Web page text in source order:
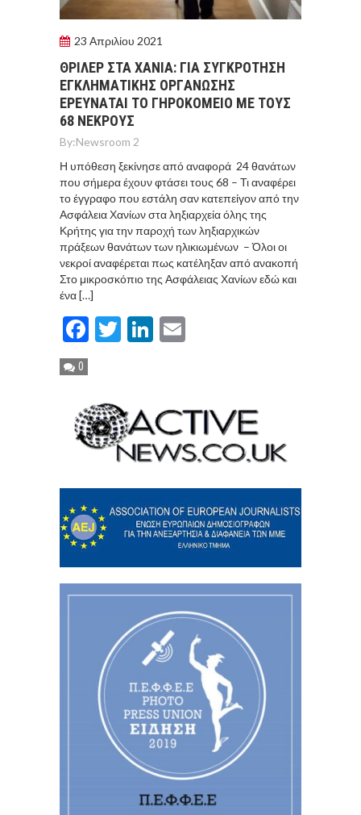
23 Απριλίου 2021
ΘΡIΛΕΡ ΣΤΑ ΧΑΝΙA: ΓΙΑ ΣΥΓΚΡOΤΗΣΗ
ΕΓΚΛΗΜΑΤΙΚHΣ ΟΡΓAΝΩΣΗΣ
ΕΡΕΥΝAΤΑΙ ΤΟ ΓΗΡΟΚΟΜΕIΟ ΜΕ ΤΟΥΣ
68 ΝΕΚΡΟΎΣ
By:Newsroom 2
Η υπόθεση ξεκίνησε από αναφορά 24 θανάτων
που σήμερα έχουν φτάσει τους 68 – Τι αναφέρει
το έγγραφο που εστάλη σαν κατεπείγον από την
Ασφάλεια Χανίων στα ληξιαρχεία όλης της
Κρήτης για την παροχή των ληξιαρχικών
πράξεων θανάτων των ηλικιωμένων – Όλοι οι
νεκροί αναφέρεται πως κατέληξαν από ανακοπή
Στο μικροσκόπιο της Ασφάλειας Χανίων εδώ και
ένα […]
Facebook
TwitterLinkedIn
0